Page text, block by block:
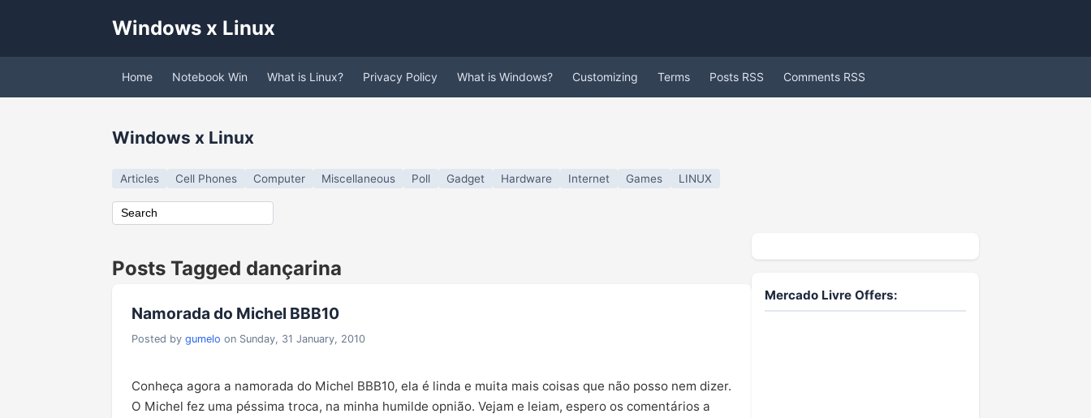
Windows x Linux
Home Notebook Win What is Linux? Privacy Policy What is Windows? Customizing Terms Posts RSS Comments RSS
Windows x Linux
Articles Cell Phones Computer Miscellaneous Poll Gadget Hardware Internet Games LINUX
Posts Tagged dançarina
Namorada do Michel BBB10
Posted by gumelo on Sunday, 31 January, 2010
Conheça agora a namorada do Michel BBB10, ela é linda e muita mais coisas que não posso nem dizer.
O Michel fez uma péssima troca, na minha humilde opnião. Vejam e leiam, espero os comentários a
Mercado Livre Offers: